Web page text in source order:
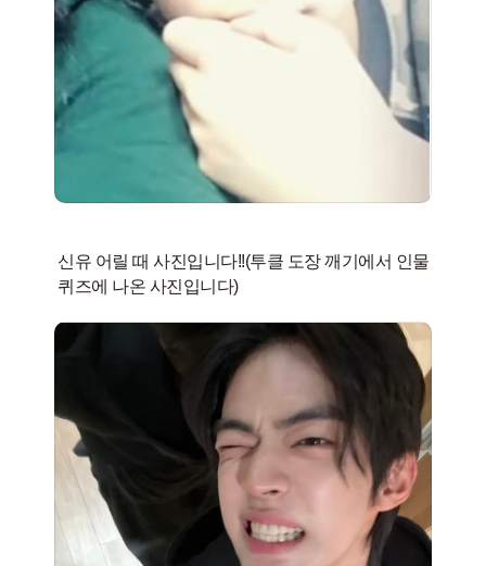
신유 어릴 때 사진입니다!!(투클 도장 깨기에서 인물
퀴즈에 나온 사진입니다)